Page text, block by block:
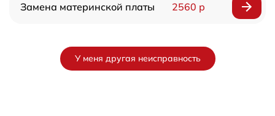
Замена материнской платы 2560 р
У меня другая неисправность